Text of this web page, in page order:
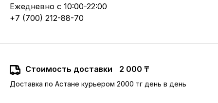
Ежедневно с 10:00-22:00
+7 (700) 212-88-70
Стоимость доставки 2 000 ₸
Доставка по Астане курьером 2000 тг день в день